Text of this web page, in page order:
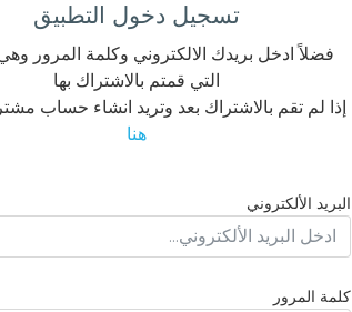
تسجيل دخول التطبيق
فضلاً ادخل بريدك الالكتروني وكلمة المرور وهي
التي قمتم بالاشتراك بها
إذا لم تقم بالاشتراك بعد وتريد انشاء حساب
هنا
البريد الألكتروني
كلمة المرور